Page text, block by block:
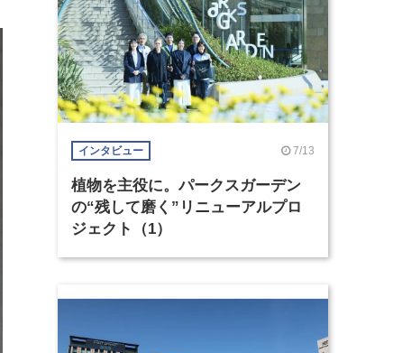
インタビュー 7/13
植物を主役に。パークスガーデン
の“残して磨く”リニューアルプロ
ジェクト（1）